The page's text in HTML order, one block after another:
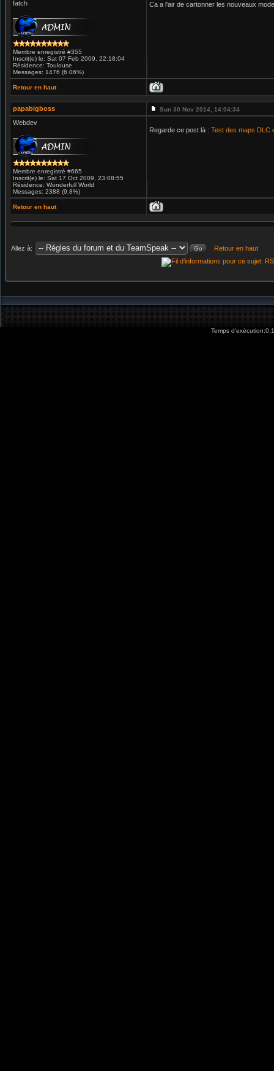
fatch
Membre enregistré #355
Inscrit(e) le: Sat 07 Feb 2009, 22:18:04
Résidence: Toulouse
Messages: 1476 (6.06%)
Ca a l'air de cartonner les nouveaux
Retour en haut
papabigboss Sun 30 Nov 2014, 14:04:34
Webdev
Membre enregistré #665
Inscrit(e) le: Sat 17 Oct 2009, 23:08:55
Résidence: Wonderfull World
Messages: 2388 (9.8%)
Regarde ce post là : Test des maps DLC
Retour en haut
Allez à: Retour en haut
Temps